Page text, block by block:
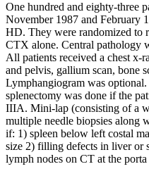
One hundred and eighty-three
November 1987 and
HD. They were randomized to
CTX alone. Central pathology
All patients received a chest x-
and pelvis, gallium scan, bone
Lymphangiogram was
splenectomy was done if the
IIIA. Mini-lap (consisting of a
multiple needle biopsies along
if: 1) spleen below left costal
size 2) filling defects in liver or
lymph nodes on CT at the